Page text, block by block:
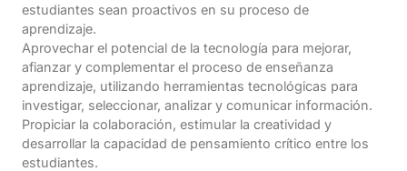
estudiantes sean proactivos en su proceso de
aprendizaje.
Aprovechar el potencial de la tecnología para mejorar,
afianzar y complementar el proceso de enseñanza
aprendizaje, utilizando herramientas tecnológicas para
investigar, seleccionar, analizar y comunicar información.
Propiciar la colaboración, estimular la creatividad y
desarrollar la capacidad de pensamiento crítico entre los
estudiantes.